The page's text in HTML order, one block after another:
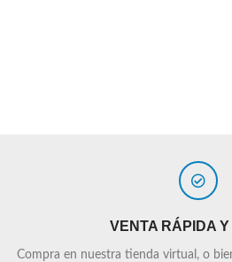
VENTA RÁPIDA
Compra en nuestra tienda virtual, o